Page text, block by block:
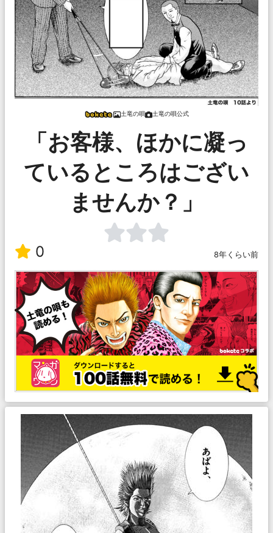
土竜の唄 土竜の唄公式
「お客様、ほかに凝っ
ているところはござい
ませんか？」
0 8年くらい前